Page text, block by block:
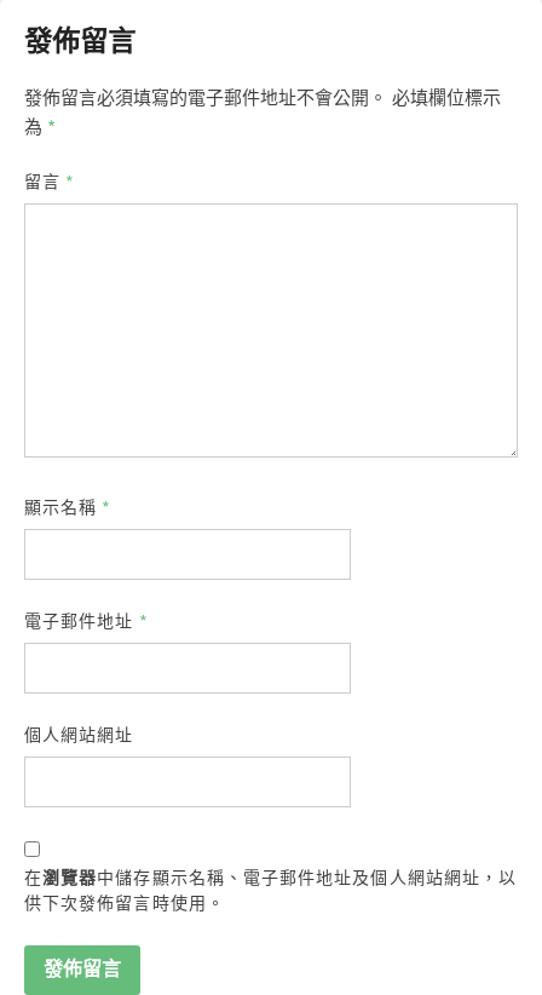
發佈留言
發佈留言必須填寫的電子郵件地址不會公開。 必填欄位標示
為 *
留言 *
顯示名稱 *
電子郵件地址 *
個人網站網址
在瀏覽器中儲存顯示名稱、電子郵件地址及個人網站網址，以
供下次發佈留言時使用。